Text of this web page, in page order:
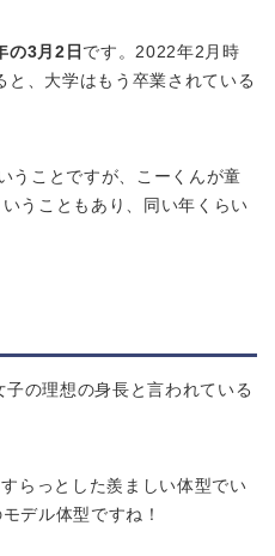
の3月2日 です。2022年2月時
と、大学はもう卒業されている
うことですが、こーくんが童
うこともあり、同い年くらい
子の理想の身長と言われている
らっとした羨ましい体型でい
デル体型ですね！